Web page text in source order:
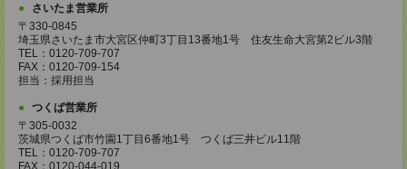
さいたま営業所
〒330-0845
埼玉県さいたま市大宮区仲町3丁目13番地1号 住友生命大宮第2ビル3階
TEL：0120-709-707
FAX：0120-709-154
担当：採用担当
つくば営業所
〒305-0032
茨城県つくば市竹園1丁目6番地1号 つくば三井ビル11階
TEL：0120-709-707
FAX：0120-044-019